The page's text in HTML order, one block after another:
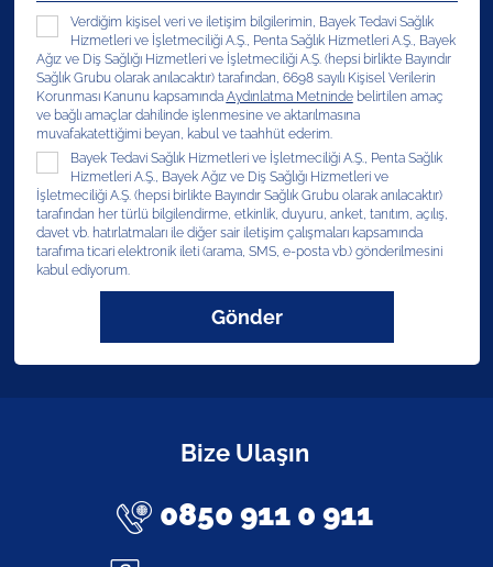
Verdiğim kişisel veri ve iletişim bilgilerimin, Bayek Tedavi Sağlık
Hizmetleri ve İşletmeciliği A.Ş., Penta Sağlık Hizmetleri A.Ş., Bayek
Ağız ve Diş Sağlığı Hizmetleri ve İşletmeciliği A.Ş. (hepsi birlikte Bayındır
Sağlık Grubu olarak anılacaktır) tarafından, 6698 sayılı Kişisel Verilerin
Korunması Kanunu kapsamında Aydınlatma Metnindebelirtilen amaç
ve bağlı amaçlar dahilinde işlenmesine ve aktarılmasına
muvafakatettiğimi beyan, kabul ve taahhüt ederim.
Bayek Tedavi Sağlık Hizmetleri ve İşletmeciliği A.Ş., Penta Sağlık
Hizmetleri A.Ş., Bayek Ağız ve Diş Sağlığı Hizmetleri ve
İşletmeciliği A.Ş. (hepsi birlikte Bayındır Sağlık Grubu olarak anılacaktır)
tarafından her türlü bilgilendirme, etkinlik, duyuru, anket, tanıtım, açılış,
davet vb. hatırlatmaları ile diğer sair iletişim çalışmaları kapsamında
tarafıma ticari elektronik ileti (arama, SMS, e-posta vb.) gönderilmesini
kabul ediyorum.
Gönder
Bize Ulaşın
0850 911 0 911